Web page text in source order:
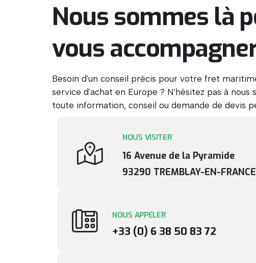
Nous sommes là
vous
Besoin d'un conseil précis pour votre fret
service d'achat en Europe ? N'hésitez pas à nous
toute information, conseil ou demande de devis
NOUS VISITER
16 Avenue de la Pyramide
93290 TREMBLAY-EN-FRANCE
NOUS APPELER
+33 (0) 6 38 50 83 72